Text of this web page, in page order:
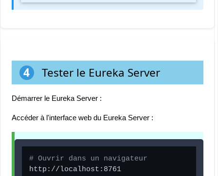
4 Tester le Eureka Server
Démarrer le Eureka Server :
Accéder à l'interface web du Eureka Server :
# Ouvrir dans un navigateur
http://localhost:8761